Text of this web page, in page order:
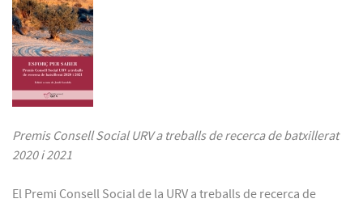
Premis Consell Social URV a treballs de recerca de batxillerat
2020 i 2021
El Premi Consell Social de la URV a treballs de recerca de